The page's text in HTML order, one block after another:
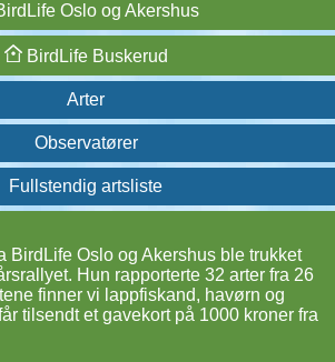
Oslo og Akershus
BirdLifeBuskerud
Arter
Observatører
Fullstendig artsliste
BirdLife Oslo og Akershus ble trukket
Hun rapporterte 32 arter fra 26
finner vi lappfiskand, havørn og
tilsendt et gavekort på 1000 kroner fra